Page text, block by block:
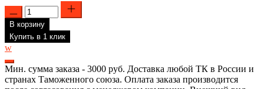
Количество
товара
ТЭН
RDT
для
водонагревателя
Ariston,
Real
В корзину
Купить в 1 клик
w
Мин. сумма заказа - 3000 руб. Доставка любой ТК в России и
странах Таможенного союза. Оплата заказа производится